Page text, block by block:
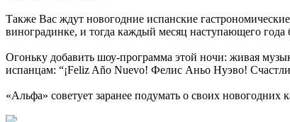
Также Вас ждут новогодние испанские
виноградинке, и тогда каждый месяц наступающего года
Огоньку добавить шоу-программа этой ночи: живая
испанцам: “¡Feliz Año Nuevo! Фелис Аньо Нуэво!
«Альфа» советует заранее подумать о своих новогодних